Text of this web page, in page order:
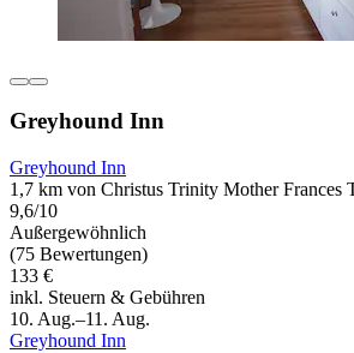
Greyhound Inn
Greyhound Inn
1,7 km von Christus Trinity Mother Frances
9,6/10
Außergewöhnlich
(75 Bewertungen)
133 €
inkl. Steuern & Gebühren
10. Aug.–11. Aug.
Greyhound Inn